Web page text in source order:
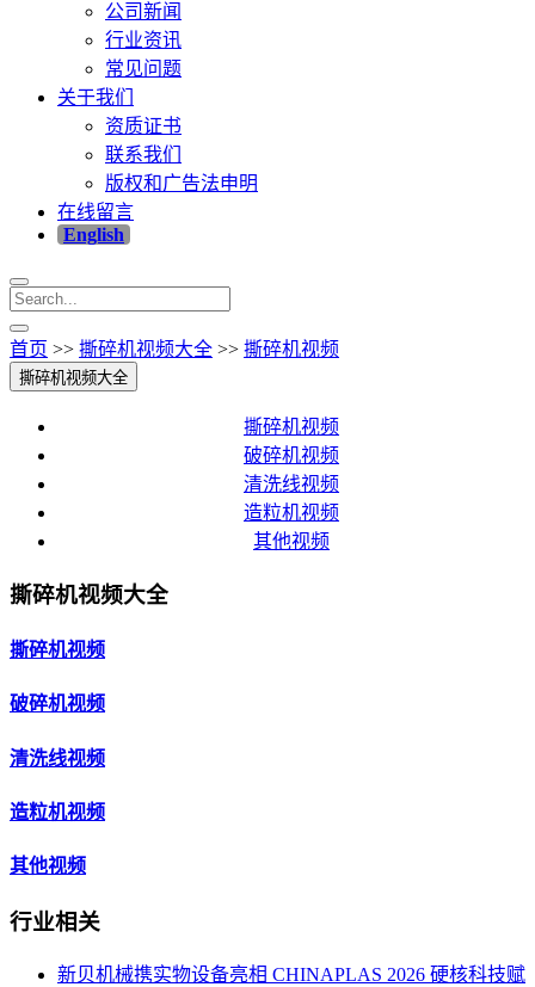
公司新闻
行业资讯
常见问题
关于我们
资质证书
联系我们
版权和广告法申明
在线留言
English
首页 >> 撕碎机视频大全 >> 撕碎机视频
撕碎机视频大全
撕碎机视频
破碎机视频
清洗线视频
造粒机视频
其他视频
撕碎机视频大全
撕碎机视频
破碎机视频
清洗线视频
造粒机视频
其他视频
行业相关
新贝机械携实物设备亮相 CHINAPLAS 2026 硬核科技赋